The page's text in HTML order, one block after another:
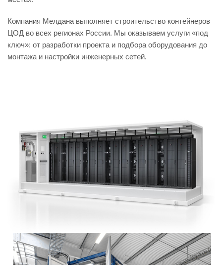
Компания Мелдана выполняет строительство контейнеров
ЦОД во всех регионах России. Мы оказываем услуги «под
ключ»: от разработки проекта и подбора оборудования до
монтажа и настройки инженерных сетей.